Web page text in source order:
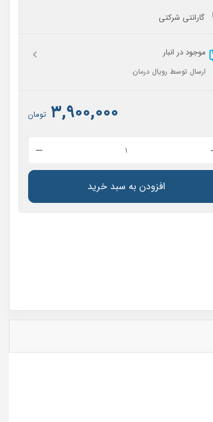
گارانتی شرکتی
موجود در انبار
ارسال توسط رویال درمان
۳,۹۰۰,۰۰۰ تومان
مولر
افزودن به سبد خرید